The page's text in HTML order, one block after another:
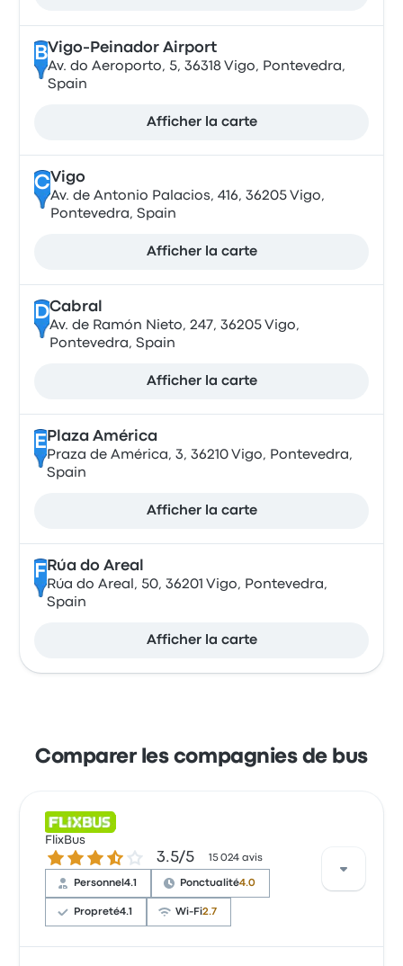
BVigo-Peinador Airport
Av. do Aeroporto, 5, 36318 Vigo, Pontevedra,
Spain
Afficher la carte
CVigo
Av. de Antonio Palacios, 416, 36205 Vigo,
Pontevedra, Spain
Afficher la carte
DCabral
Av. de Ramón Nieto, 247, 36205 Vigo,
Pontevedra, Spain
Afficher la carte
E Plaza América
Praza de América, 3, 36210 Vigo, Pontevedra,
Spain
Afficher la carte
F Rúa do Areal
Rúa do Areal, 50, 36201 Vigo, Pontevedra,
Spain
Afficher la carte
Comparer les compagnies de bus
FlixBus
3.5 sur 5 étoiles 3.5/5 15 024 avis
Personnel4.1 Ponctualité4.0
Propreté4.1 Wi-Fi2.7